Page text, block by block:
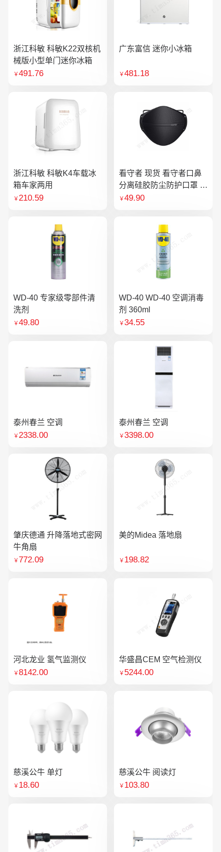
浙江科敏 科敏K22双核机
械版小型单门迷你冰箱
￥491.76
广东富信 迷你小冰箱
￥481.18
浙江科敏 科敏K4车载冰
箱车家两用
￥210.59
看守者 现货 看守者口鼻
分离硅胶防尘防护口罩 1
个口罩含10片滤芯
￥49.90
WD-40 专家级零部件清
洗剂
￥49.80
WD-40 WD-40 空调消毒
剂 360ml
￥34.55
泰州春兰 空调
￥2338.00
泰州春兰 空调
￥3398.00
肇庆德通 升降落地式密网
牛角扇
￥772.09
美的Midea 落地扇
￥ 198.82
河北龙业 氢气监测仪
￥8142.00
华盛昌CEM 空气检测仪
￥ 5244.00
慈溪公牛 单灯
￥ 18.60
慈溪公牛 阅读灯
￥ 103.80